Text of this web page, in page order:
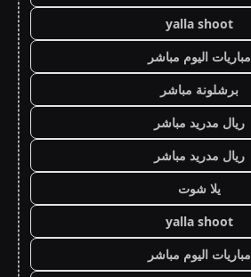
yalla shoot
مباريات اليوم مباشر
برشلونة مباشر
ريال مدريد مباشر
ريال مدريد مباشر
يلا شوت
yalla shoot
مباريات اليوم مباشر